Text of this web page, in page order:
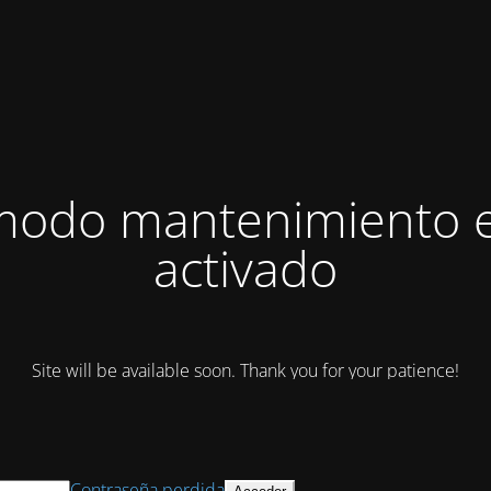
mantenimiento
activado
Site will be available soon. Thank you for your patience!